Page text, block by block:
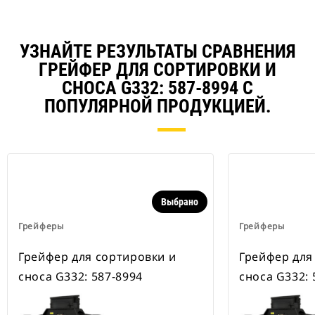
УЗНАЙТЕ РЕЗУЛЬТАТЫ СРАВНЕНИЯ
ГРЕЙФЕР ДЛЯ СОРТИРОВКИ И
СНОСА G332: 587-8994 С
ПОПУЛЯРНОЙ ПРОДУКЦИЕЙ.
Грейферы
Выбрано
Грейфер для сортировки и
сноса G332: 587-8994
Грейферы
Грейфер
сноса G332: